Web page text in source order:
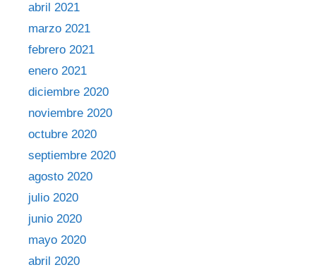
abril 2021
marzo 2021
febrero 2021
enero 2021
diciembre 2020
noviembre 2020
octubre 2020
septiembre 2020
agosto 2020
julio 2020
junio 2020
mayo 2020
abril 2020